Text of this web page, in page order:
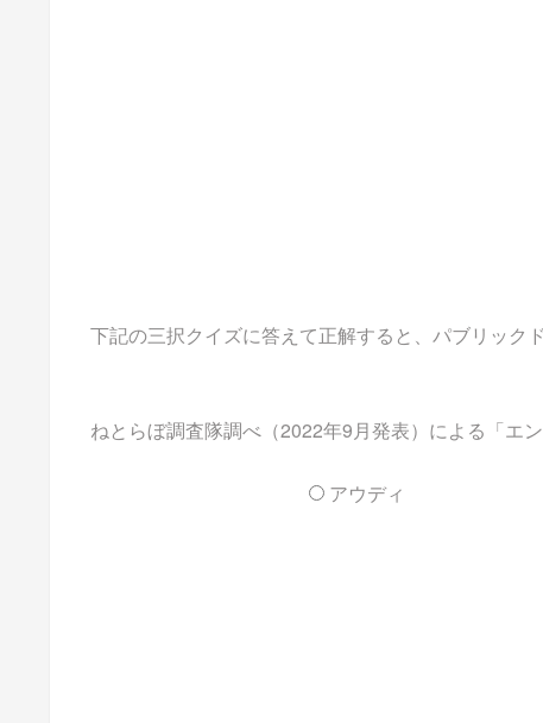
下記の三択クイズに答えて正解すると、パブリック
ねとらぼ調査隊調べ（2022年9月発表）による「エ
アウディ